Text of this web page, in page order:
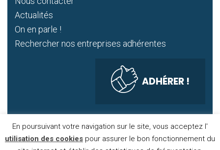
Actualités
On en parle !
Rechercher nos entreprises adhérentes
ADHÉRER !
DONNÉES PERSONNELLES
COOKIES
En poursuivant votre navigation sur le site, vous acceptez l'
utilisation des cookies pour assurer le bon fonctionnement du